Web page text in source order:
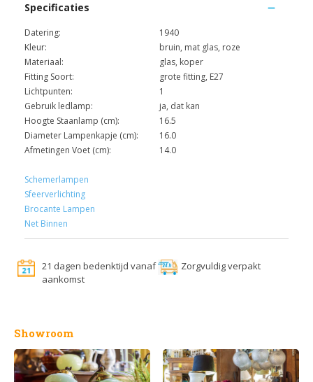
Specificaties
Datering:
1940
Kleur:
bruin, mat glas, roze
Materiaal:
glas, koper
Fitting Soort:
grote fitting, E27
Lichtpunten:
1
Gebruik ledlamp:
ja, dat kan
Hoogte Staanlamp (cm):
16.5
Diameter Lampenkapje (cm):
16.0
Afmetingen Voet (cm):
14.0
Schemerlampen
Sfeerverlichting
Brocante Lampen
Net Binnen
21 dagen bedenktijd vanaf
aankomst
Zorgvuldig verpakt
Showroom